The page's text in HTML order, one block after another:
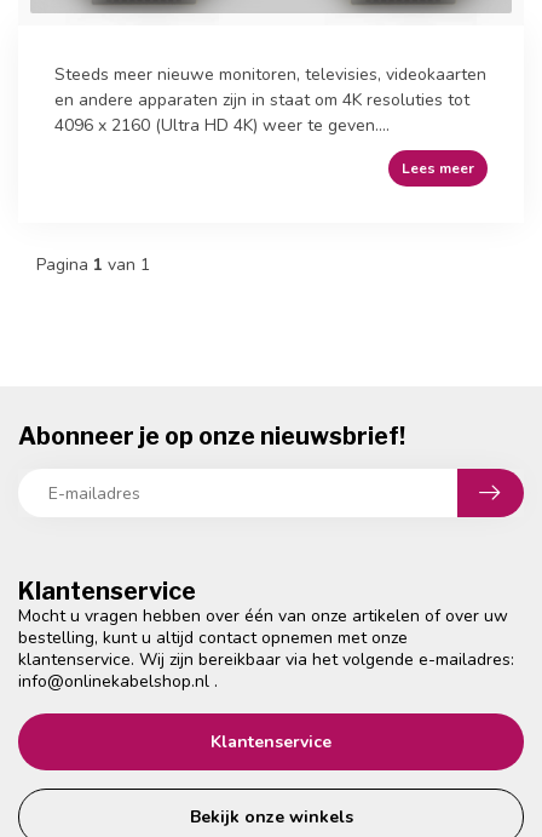
Steeds meer nieuwe monitoren, televisies, videokaarten
en andere apparaten zijn in staat om 4K resoluties tot
4096 x 2160 (Ultra HD 4K) weer te geven....
Lees meer
Pagina 1 van 1
Klantenservice
Mocht u vragen hebben over één van onze artikelen of over uw
bestelling, kunt u altijd contact opnemen met onze
klantenservice. Wij zijn bereikbaar via het volgende e-mailadres:
info@onlinekabelshop.nl .
Klantenservice
Bekijk onze winkels
Abonneer je op onze nieuwsbrief!